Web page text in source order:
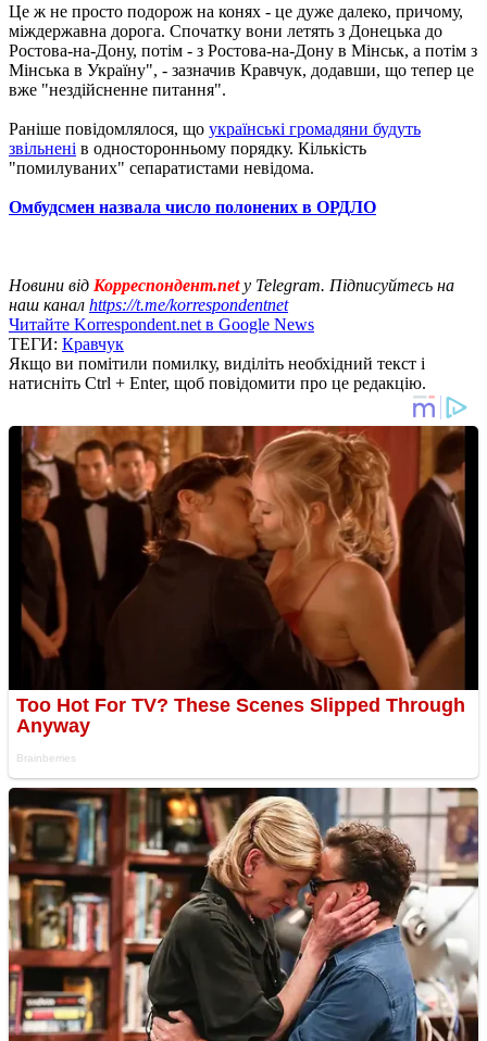
Це ж не просто подорож на конях - це дуже далеко, причому,
міждержавна дорога. Спочатку вони летять з Донецька до
Ростова-на-Дону, потім - з Ростова-на-Дону в Мінськ, а потім з
Мінська в Україну", - зазначив Кравчук, додавши, що тепер це
вже "нездійсненне питання".
Раніше повідомлялося, що українські громадяни будуть
звільнені в односторонньому порядку. Кількість
"помилуваних" сепаратистами невідома.
Омбудсмен назвала число полонених в ОРДЛО
Новини від Корреспондент.netу Telegram. Підписуйтесь на
наш канал https://t.me/korrespondentnet
Читайте Korrespondent.net в Google News
ТЕГИ: Кравчук
Якщо ви помітили помилку, виділіть необхідний текст і
натисніть Ctrl + Enter, щоб повідомити про це редакцію.